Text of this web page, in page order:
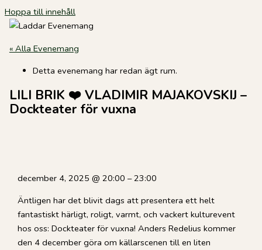
Hoppa till innehåll
« Alla Evenemang
Detta evenemang har redan ägt rum.
LILI BRIK ❤️ VLADIMIR MAJAKOVSKIJ –
Dockteater för vuxna
december 4, 2025@20:00–23:00
Äntligen har det blivit dags att presentera ett helt
fantastiskt härligt, roligt, varmt, och vackert kulturevent
hos oss: Dockteater för vuxna! Anders Redelius kommer
den 4 december göra om källarscenen till en liten